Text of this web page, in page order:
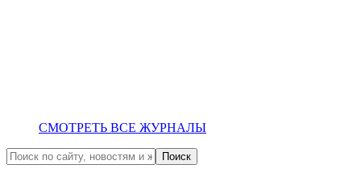
СМОТРЕТЬ ВСЕ ЖУРНАЛЫ